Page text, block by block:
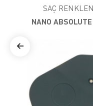
SAÇ
NANO